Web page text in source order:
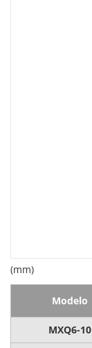
(mm)
Modelo
MXQ6-10